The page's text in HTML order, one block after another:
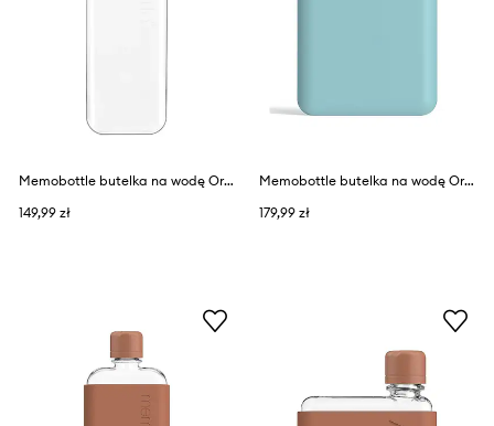
Memobottle butelka na wodę Original Slim 450 ml
149,99 zł
Memobottle butelka na wodę Original A6 375 ml
179,99 zł